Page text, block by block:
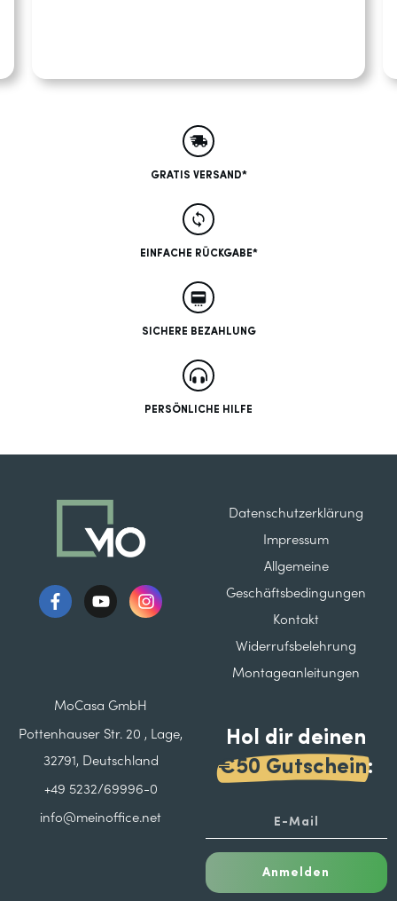
GRATIS VERSAND*
EINFACHE RÜCKGABE*
SICHERE BEZAHLUNG
PERSÖNLICHE HILFE
Datenschutzerklärung
Impressum
Allgemeine
Geschäftsbedingungen
Kontakt
Widerrufsbelehrung
Montageanleitungen
MoCasa GmbH
Pottenhauser Str. 20 , Lage,
32791, Deutschland
+49 5232/69996-0
info@meinoffice.net
Hol dir deinen
€50 Gutschein:
Anmelden